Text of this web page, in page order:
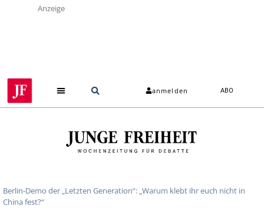
Anzeige
anmelden ABO
Berlin-Demo der „Letzten Generation“: „Warum klebt ihr euch nicht in
China fest?“